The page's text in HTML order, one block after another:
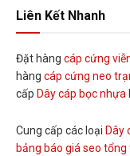
Liên Kết Nhanh
Đặt hàng cáp cứng
hàng cáp cứng neo
cấp Dây cáp bọc nhựa
Cung cấp các loại Dây
bảng báo giá seo tổng